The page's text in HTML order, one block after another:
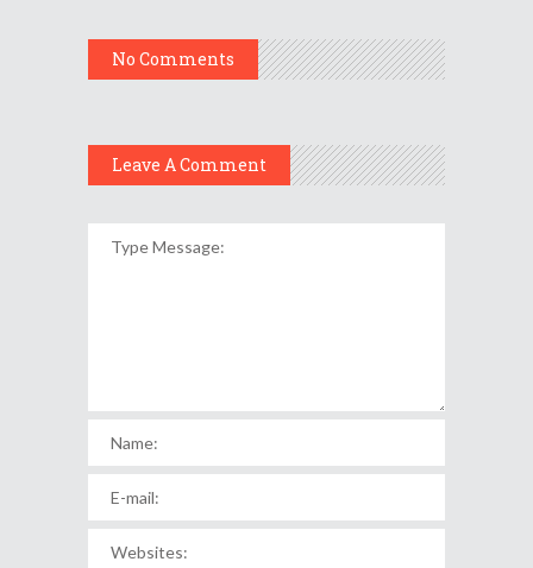
No Comments
Leave A Comment